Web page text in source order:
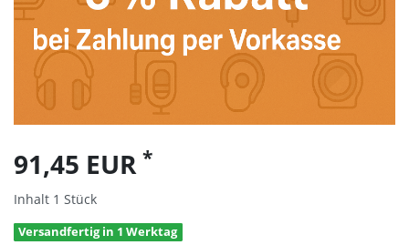
91,45 EUR *
Inhalt 1 Stück
Versandfertig in 1 Werktag